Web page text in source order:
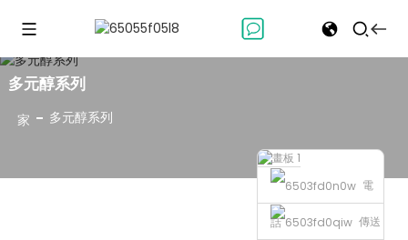
電
話 傳送
多元醇系列
家 多元醇系列